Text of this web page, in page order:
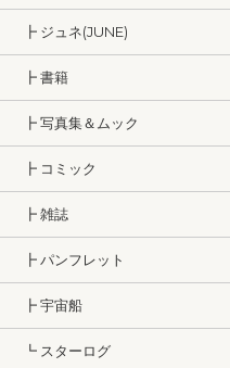
┣ ジュネ(JUNE)
┣ 書籍
┣ 写真集＆ムック
┣ コミック
┣ 雑誌
┣ パンフレット
┣ 宇宙船
┗ スターログ